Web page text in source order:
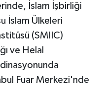
İslam İşbirliği
İslam Ülkeleri
(SMIIC)
ve Helal
Fuar Merkezi'nde